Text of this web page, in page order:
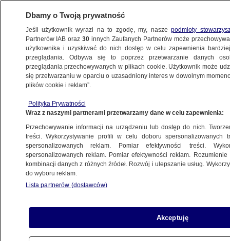
BIZNES
MOTO
autostradach. W określonych warunkach
23.09.2024, 11:34
Udostępnij
Dbamy o Twoją prywatność
Jeśli użytkownik wyrazi na to zgodę, my, naszepodmioty
Partnerów IAB oraz30 innych Zaufanych Partnerów może
użytkownika i uzyskiwać do nich dostęp w celu zapewnienia
przeglądania. Odbywa się to poprzez przetwarzanie danych
przeglądania przechowywanych w plikach cookie. Użytkownik może
się przetwarzaniu w oparciu o uzasadniony interes w dowolnym
plików cookie i reklam”.
Polityka Prywatności
Wraz z naszymi partnerami przetwarzamy dane w celu zapewnienia:
Przechowywanie informacji na urządzeniu lub dostęp do nich.
treści. Wykorzystywanie profili w celu doboru spersonalizowanych
spersonalizowanych reklam. Pomiar efektywności treści.
spersonalizowanych reklam. Pomiar efektywności reklam.
kombinacji danych z różnych źródeł. Rozwój i ulepszanie usług.
do wyboru reklam.
Lista partnerów (dostawców)
Akceptuję